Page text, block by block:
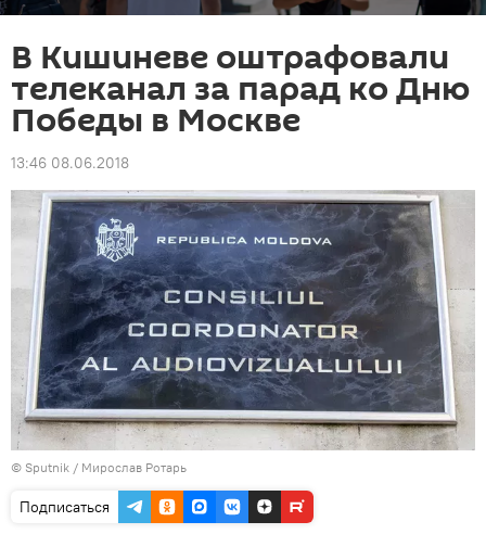
В Кишиневе оштрафовали
телеканал за парад ко Дню
Победы в Москве
13:46 08.06.2018
© Sputnik / Мирослав Ротарь
Подписаться